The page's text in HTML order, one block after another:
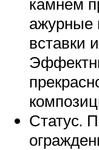
ажурные
вставки
Статус.